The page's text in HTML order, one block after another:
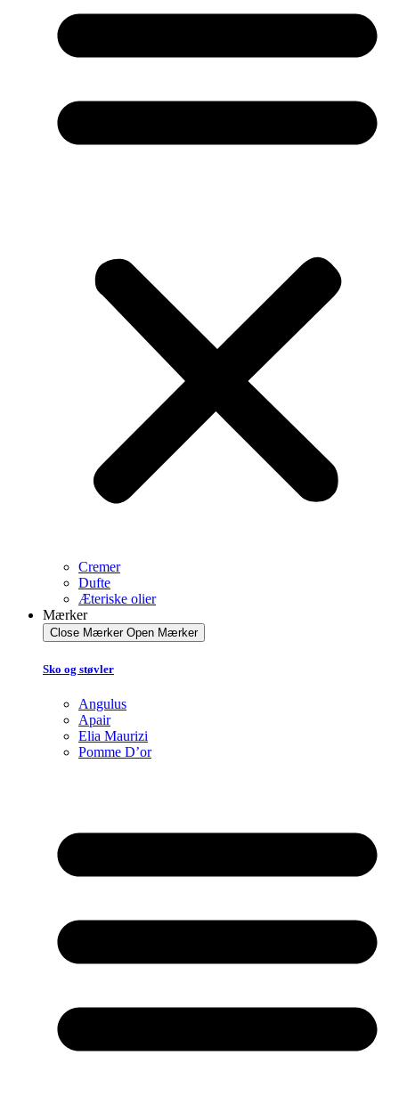
Cremer
Dufte
Æteriske olier
Mærker
Close Mærker Open Mærker
Sko og støvler
Angulus
Apair
Elia Maurizi
Pomme D’or